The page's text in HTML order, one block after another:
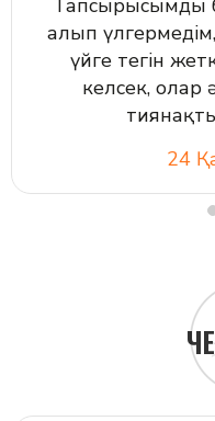
Тапсырысымды
алып
үйге тегін
келсек, олар
24